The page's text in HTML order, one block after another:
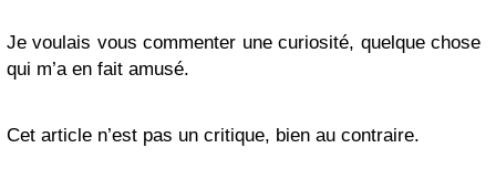
Je voulais vous commenter une curiosité, quelque chose
qui m’a en fait amusé.
Cet article n’est pas un critique, bien au contraire.